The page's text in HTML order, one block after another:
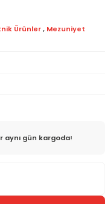
Ürünler , Mezuniyet
aynı gün kargoda!